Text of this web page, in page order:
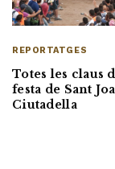
REPORTATGES
Totes les claus
festa de Sant
Ciutadella